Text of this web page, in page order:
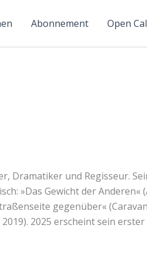
Abonnement Open
Dramatiker und Regisseur.
»Das Gewicht der Anderen«
gegenüber«
2025 erscheint sein